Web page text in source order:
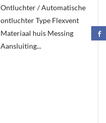
Ontluchter / Automatische
ontluchter Type Flexvent
Materiaal huis Messing
Aansluiting...